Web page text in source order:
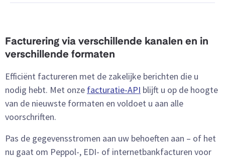
Facturering via verschillende kanalen en in
verschillende formaten
Efficiënt factureren met de zakelijke berichten die u
nodig hebt. Met onze facturatie-API blijft u op de hoogte
van de nieuwste formaten en voldoet u aan alle
voorschriften.
Pas de gegevensstromen aan uw behoeften aan – of het
nu gaat om Peppol-, EDI- of internetbankfacturen voor